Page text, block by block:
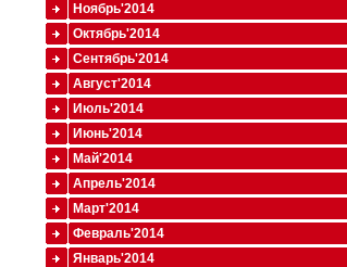
Ноябрь'2014
Октябрь'2014
Сентябрь'2014
Август'2014
Июль'2014
Июнь'2014
Май'2014
Апрель'2014
Март'2014
Февраль'2014
Январь'2014